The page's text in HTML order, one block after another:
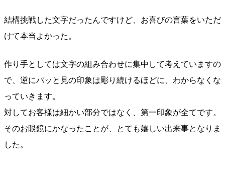
結構挑戦した文字だったんですけど、お喜びの言葉をいただ
けて本当よかった。
作り手としては文字の組み合わせに集中して考えていますの
で、逆にパッと見の印象は彫り続けるほどに、わからなくな
っていきます。
対してお客様は細かい部分ではなく、第一印象が全てです。
そのお眼鏡にかなったことが、とても嬉しい出来事となりま
した。